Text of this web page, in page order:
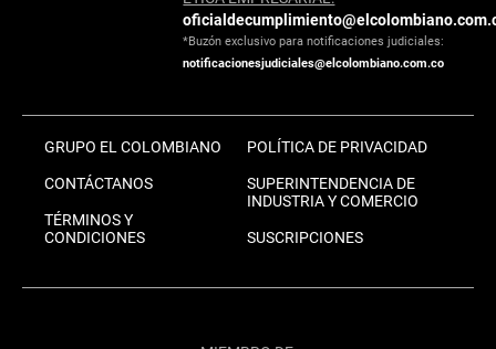
*Buzón exclusivo para notificaciones judiciales:
notificacionesjudiciales@elcolombiano.com.co
GRUPO EL COLOMBIANO
CONTÁCTANOS
TÉRMINOS Y
CONDICIONES
POLÍTICA DE PRIVACIDAD
SUPERINTENDENCIA DE
INDUSTRIA Y COMERCIO
SUSCRIPCIONES